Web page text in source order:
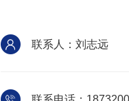
联系人：刘志远